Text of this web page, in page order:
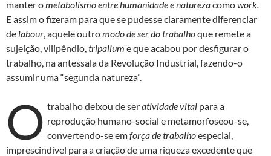
manter ometabolismo entre humanidade e naturezacomowork.
E assim o fizeram para que se pudesse claramente diferenciar
de labour, aquele outromodo de ser do trabalhoque remete a
sujeição, vilipêndio,tripalium e que acabou por desfigurar o
trabalho, na antessala da Revolução Industrial, fazendo-o
assumir uma “segunda natureza”.
O trabalho deixou de seratividade vital para a
reprodução humano-social e metamorfoseou-se,
convertendo-se emforça de trabalhoespecial,
imprescindível para a criação de uma riqueza excedente que